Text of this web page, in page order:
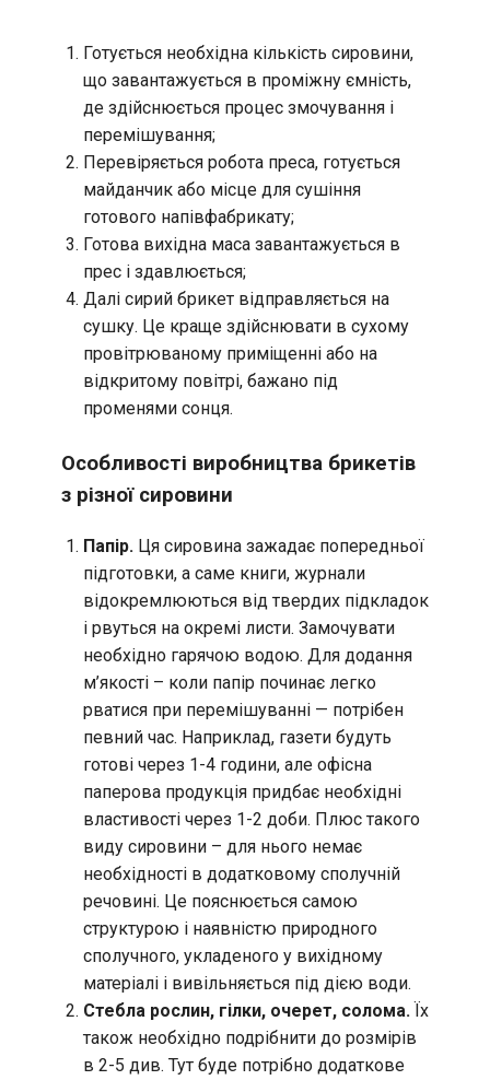
Готується необхідна кількість сировини,
що завантажується в проміжну ємність,
де здійснюється процес змочування і
перемішування;
Перевіряється робота преса, готується
майданчик або місце для сушіння
готового напівфабрикату;
Готова вихідна маса завантажується в
прес і здавлюється;
Далі сирий брикет відправляється на
сушку. Це краще здійснювати в сухому
провітрюваному приміщенні або на
відкритому повітрі, бажано під
променями сонця.
Особливості виробництва брикетів
з різної сировини
Папір. Ця сировина зажадає попередньої
підготовки, а саме книги, журнали
відокремлюються від твердих підкладок
і рвуться на окремі листи. Замочувати
необхідно гарячою водою. Для додання
м’якості – коли папір починає легко
рватися при перемішуванні — потрібен
певний час. Наприклад, газети будуть
готові через 1-4 години, але офісна
паперова продукція придбає необхідні
властивості через 1-2 доби. Плюс такого
виду сировини – для нього немає
необхідності в додатковому сполучній
речовині. Це пояснюється самою
структурою і наявністю природного
сполучного, укладеного у вихідному
матеріалі і вивільняється під дією води.
Стебла рослин, гілки, очерет, солома. Їх
також необхідно подрібнити до розмірів
в 2-5 див. Тут буде потрібно додаткове